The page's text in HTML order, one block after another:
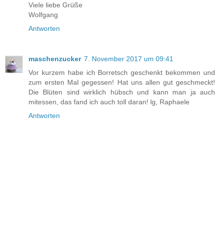
Viele liebe Grüße
Wolfgang
Antworten
maschenzucker 7. November 2017 um 09:41
Vor kurzem habe ich Borretsch geschenkt bekommen und
zum ersten Mal gegessen! Hat uns allen gut geschmeckt!
Die Blüten sind wirklich hübsch und kann man ja auch
mitessen, das fand ich auch toll daran! lg, Raphaele
Antworten